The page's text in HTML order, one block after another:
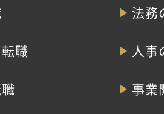
法務
職 人事
事業